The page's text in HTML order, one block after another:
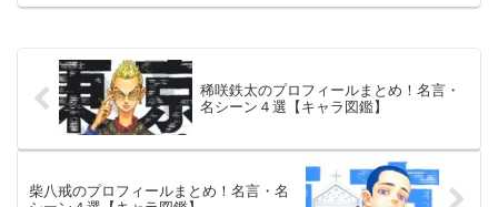
稀咲鉄太のプロフィールまとめ！名言・
名シーン４選【キャラ図鑑】
柴八戒のプロフィールまとめ！名言・名